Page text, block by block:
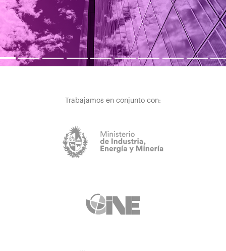
Trabajamos en conjunto con: